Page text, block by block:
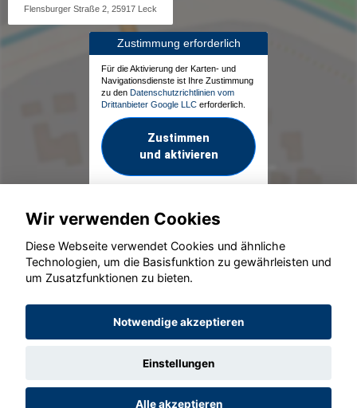
Flensburger Straße 2, 25917 Leck
Zustimmung erforderlich
Für die Aktivierung der Karten- und
Navigationsdienste ist Ihre Zustimmung
zu den Datenschutzrichtlinien vom
Drittanbieter Google LLC erforderlich.
Zustimmen
und aktivieren
© konjunkturmotor.de GmbH 2020 - 2026
Wir verwenden Cookies
Diese Webseite verwendet Cookies und ähnliche
Technologien, um die Basisfunktion zu gewährleisten und
um Zusatzfunktionen zu bieten.
Notwendige akzeptieren
Einstellungen
Alle akzeptieren